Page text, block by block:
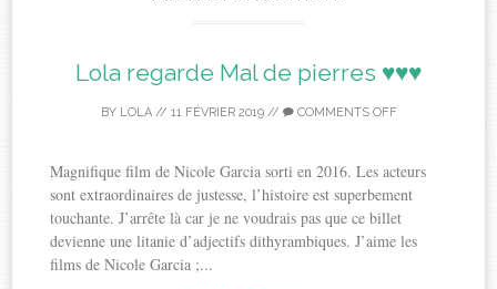
Lola regarde Mal de pierres ♥♥♥
BY LOLA// 11 FÉVRIER 2019// COMMENTS OFF
Magnifique film de Nicole Garcia sorti en 2016. Les acteurs
sont extraordinaires de justesse, l’histoire est superbement
touchante. J’arrête là car je ne voudrais pas que ce billet
devienne une litanie d’adjectifs dithyrambiques. J’aime les
films de Nicole Garcia ;...